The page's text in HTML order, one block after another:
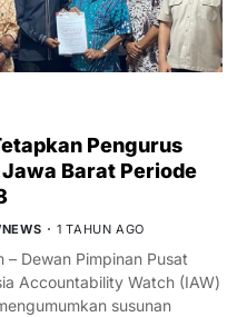
Pengurus
Jawa Barat Periode
1 TAHUN AGO
– Dewan Pimpinan Pusat
Accountability Watch (IAW)
susunan